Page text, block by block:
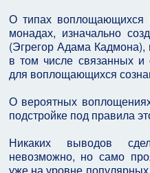
О типах
монадах, изначально
(Эгрегор Адама Кадмона),
в том числе связанных
для воплощающихся
О вероятных
подстройке под правила
Никаких выводов
невозможно, но само
уже на уровне